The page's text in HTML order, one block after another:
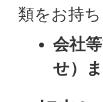
類をお持ち
会社
せ）